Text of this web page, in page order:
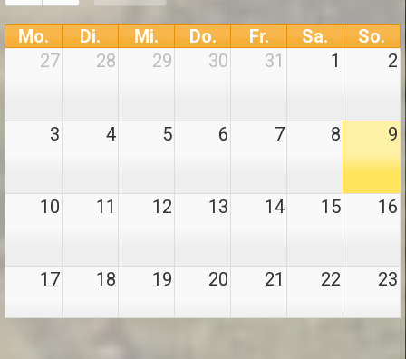
Mo. Di. Mi. Do. Fr. Sa.
So.
27
28 29 30 31 1 2
3 4 5 6 7 8 9
10 11 12 13 14 15 16
17 18 19 20 21 22 23